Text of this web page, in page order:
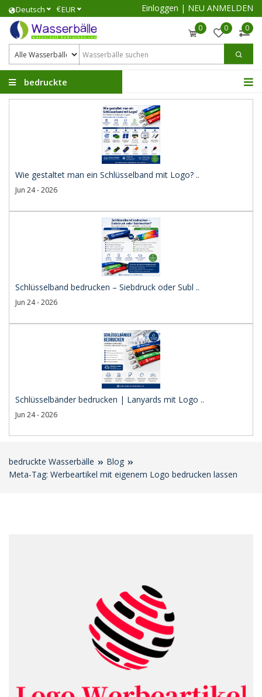
Deutsch €EUR Einloggen | NEU ANMELDEN
0 0 0
bedruckte
Wasserbälle
Wie gestaltet man ein Schlüsselband mit Logo? ..
Jun 24 - 2026
Schlüsselband bedrucken – Siebdruck oder Subl ..
Jun 24 - 2026
Schlüsselbänder bedrucken | Lanyards mit Logo ..
Jun 24 - 2026
bedruckte Wasserbälle
Blog
Meta-Tag: Werbeartikel mit eigenem Logo bedrucken lassen